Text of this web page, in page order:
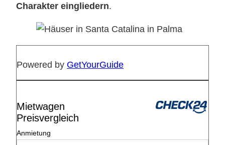
Charakter eingliedern.
Powered by GetYourGuide
Mietwagen
Preisvergleich
Anmietung